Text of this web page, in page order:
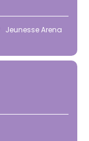
Jeunesse Arena